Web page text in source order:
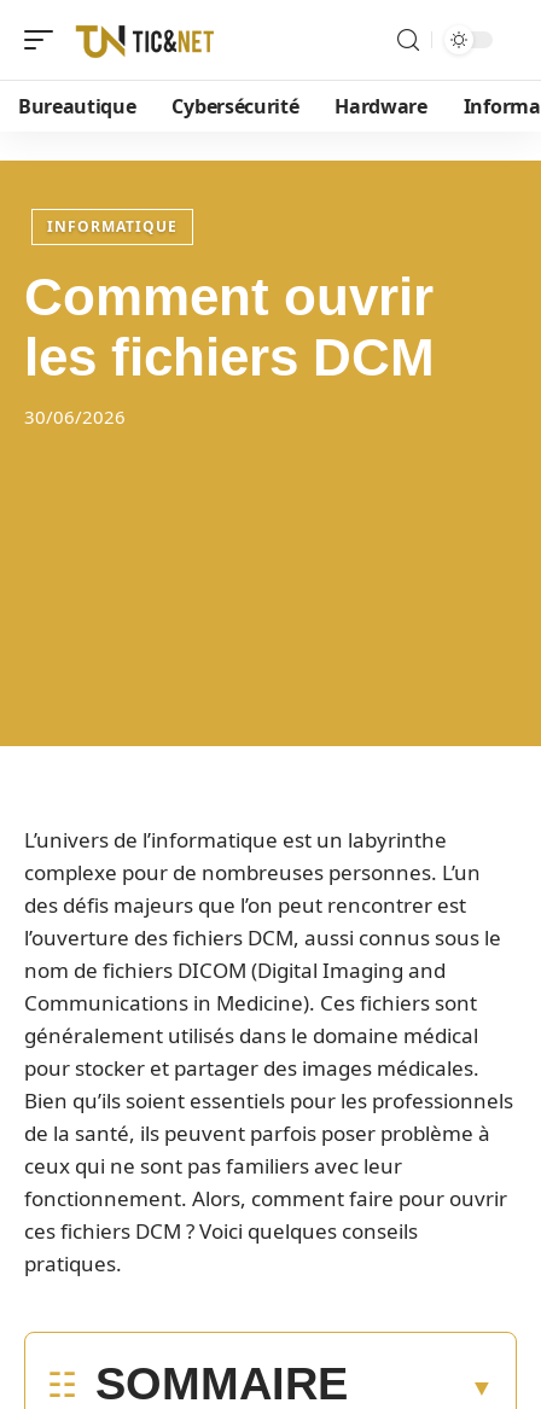
Bureautique Cybersécurité Hardware
INFORMATIQUE
Comment ouvrir
les fichiers DCM
30/06/2026
L’univers de l’informatique est un labyrinthe
complexe pour de nombreuses personnes. L’un
des défis majeurs que l’on peut rencontrer est
l’ouverture des fichiers DCM, aussi connus sous le
nom de fichiers DICOM (Digital Imaging and
Communications in Medicine). Ces fichiers sont
généralement utilisés dans le domaine médical
pour stocker et partager des images médicales.
Bien qu’ils soient essentiels pour les professionnels
de la santé, ils peuvent parfois poser problème à
ceux qui ne sont pas familiers avec leur
fonctionnement. Alors, comment faire pour ouvrir
ces fichiers DCM ? Voici quelques conseils
pratiques.
SOMMAIRE